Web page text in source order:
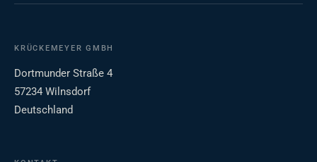
KRÜCKEMEYER GMBH
Dortmunder Straße 4
57234 Wilnsdorf
Deutschland